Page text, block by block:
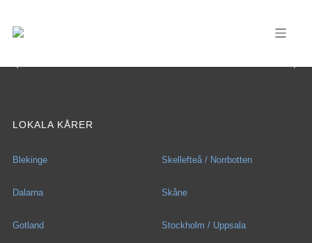
LOKALA KÅRER
Blekinge
Dalarna
Gotland
Skellefteå / Norrbotten
Skåne
Stockholm / Uppsala